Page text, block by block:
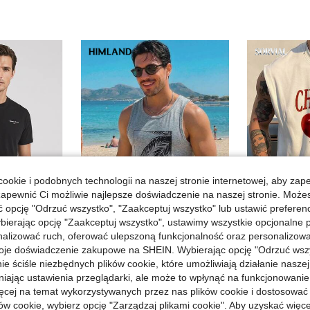
3,86zł
Tommy Hilfiger TOMMY JEANS Men's T-Shirts Classic Fit Quick-Dry Skin-Friendly Weekend Sports Outdoor Black DM0DM21780-BDS
HIMLAND
Magazyn UE -51% HIMLAND Męski top na ramiączkach z tropikalnym nadrukiem, wakacyjny, prezent na Dzień Ojca, piłka nożna
23,52zł
48,00zł
najniższa cena
4-5 dni roboczych
Sorvial
Magazyn UE
26,95zł
55,00zł
4-5 dni
i podobnych technologii na naszej stronie internetowej, aby
Ci możliwie najlepsze doświadczenie na naszej stronie.
opcję "Odrzuć wszystko", "Zaakceptuj wszystko" lub ustawić
opcję "Zaakceptuj wszystko", ustawimy wszystkie opcjonalne
ruch, oferować ulepszoną funkcjonalność oraz
doświadczenie zakupowe na SHEIN. Wybierając opcję "Odrzuć
ściśle niezbędnych plików cookie, które umożliwiają działanie
ustawienia przeglądarki, ale może to wpłynąć na
na temat wykorzystywanych przez nas plików cookie i
cookie, wybierz opcję "Zarządzaj plikami cookie". Aby uzyskać